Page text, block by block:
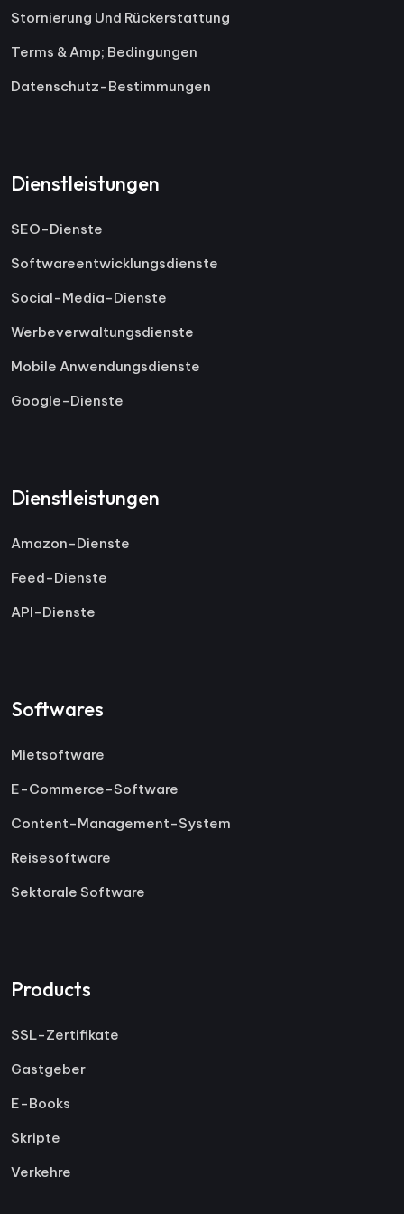
Stornierung Und Rückerstattung
Terms & Amp; Bedingungen
Datenschutz-Bestimmungen
Dienstleistungen
SEO-Dienste
Softwareentwicklungsdienste
Social-Media-Dienste
Werbeverwaltungsdienste
Mobile Anwendungsdienste
Google-Dienste
Dienstleistungen
Amazon-Dienste
Feed-Dienste
API-Dienste
Softwares
Mietsoftware
E-Commerce-Software
Content-Management-System
Reisesoftware
Sektorale Software
Products
SSL-Zertifikate
Gastgeber
E-Books
Skripte
Verkehre